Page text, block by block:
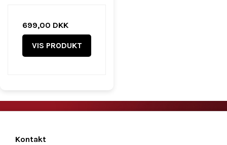
699,00 DKK
VIS PRODUKT
Kontakt